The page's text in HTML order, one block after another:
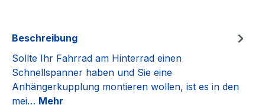
Beschreibung
Sollte Ihr Fahrrad am Hinterrad einen
Schnellspanner haben und Sie eine
Anhängerkupplung montieren wollen, ist es in den
mei… Mehr